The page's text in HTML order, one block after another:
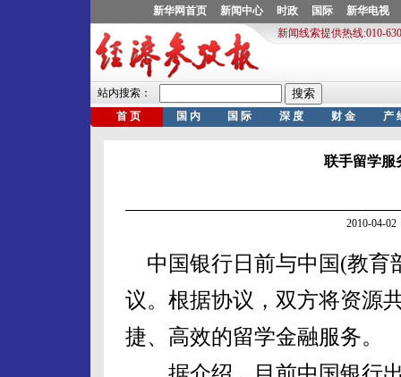
联手留学服
2010-04-
中国银行日前与中国(教育
议。根据协议，双方将资源
捷、高效的留学金融服务。